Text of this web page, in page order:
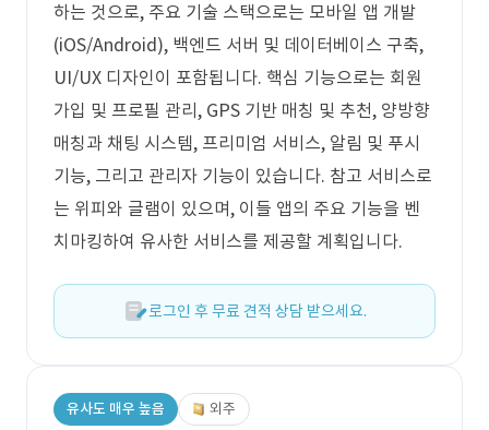
하는 것으로, 주요 기술 스택으로는 모바일 앱 개발
(iOS/Android), 백엔드 서버 및 데이터베이스 구축,
UI/UX 디자인이 포함됩니다. 핵심 기능으로는 회원
가입 및 프로필 관리, GPS 기반 매칭 및 추천, 양방향
매칭과 채팅 시스템, 프리미엄 서비스, 알림 및 푸시
기능, 그리고 관리자 기능이 있습니다. 참고 서비스로
는 위피와 글램이 있으며, 이들 앱의 주요 기능을 벤
치마킹하여 유사한 서비스를 제공할 계획입니다.
로그인 후 무료 견적 상담 받으세요.
유사도 매우 높음 외주